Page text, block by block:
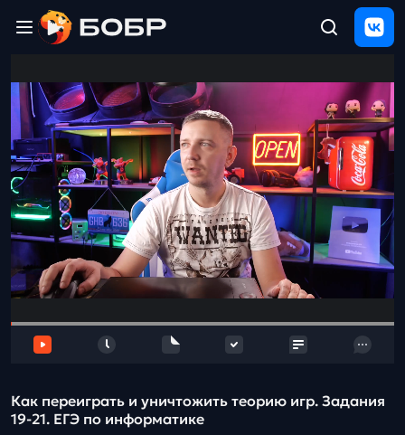
ЩЕЛЧОК
2026
Полезные
материалы
Проверка
сочинений
Тех
поддержка
и
отзыв
Как переиграть и уничтожить теорию игр. Задания
19-21. ЕГЭ по информатике